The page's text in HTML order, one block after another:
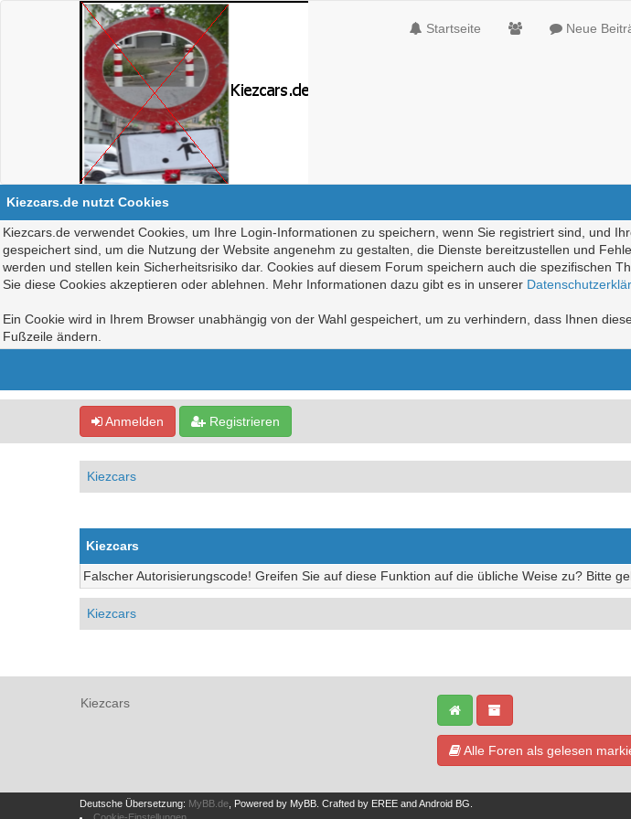
Startseite Neue
Kiezcars.de nutzt Cookies
Kiezcars.de verwendet Cookies, um Ihre Login-Informationen zu speichern, wenn Sie registriert sind, und
gespeichert sind, um die Nutzung der Website angenehm zu gestalten, die Dienste bereitzustellen und
werden und stellen kein Sicherheitsrisiko dar. Cookies auf diesem Forum speichern auch die spezifischen
Sie diese Cookies akzeptieren oder ablehnen. Mehr Informationen dazu gibt es in unserer
Ein Cookie wird in Ihrem Browser unabhängig von der Wahl gespeichert, um zu verhindern, dass Ihnen
Fußzeile ändern.
Anmelden Registrieren
Kiezcars
Kiezcars
Falscher Autorisierungscode! Greifen Sie auf diese Funktion auf die übliche Weise zu? Bitte
Kiezcars
Kiezcars
Alle Foren als gelesen
Deutsche Übersetzung: MyBB.de , Powered by MyBB Crafted by EREE andAndroid BG